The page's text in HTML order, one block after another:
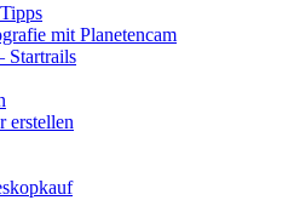
mit Planetencam
Startrails
erstellen